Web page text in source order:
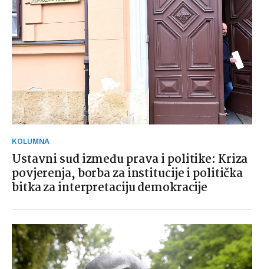
KOLUMNA
Ustavni sud između prava i politike: Kriza
povjerenja, borba za institucije i politička
bitka za interpretaciju demokracije